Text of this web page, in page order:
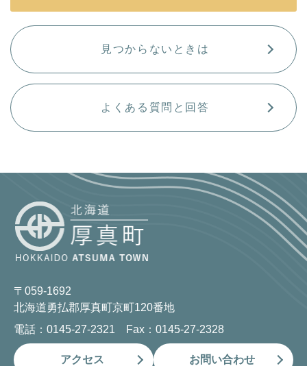
見つからないときは
よくある質問と回答
〒059-1692
北海道勇払郡厚真町京町120番地
電話：0145-27-2321 Fax：0145-27-2328
アクセス お問い合わせ